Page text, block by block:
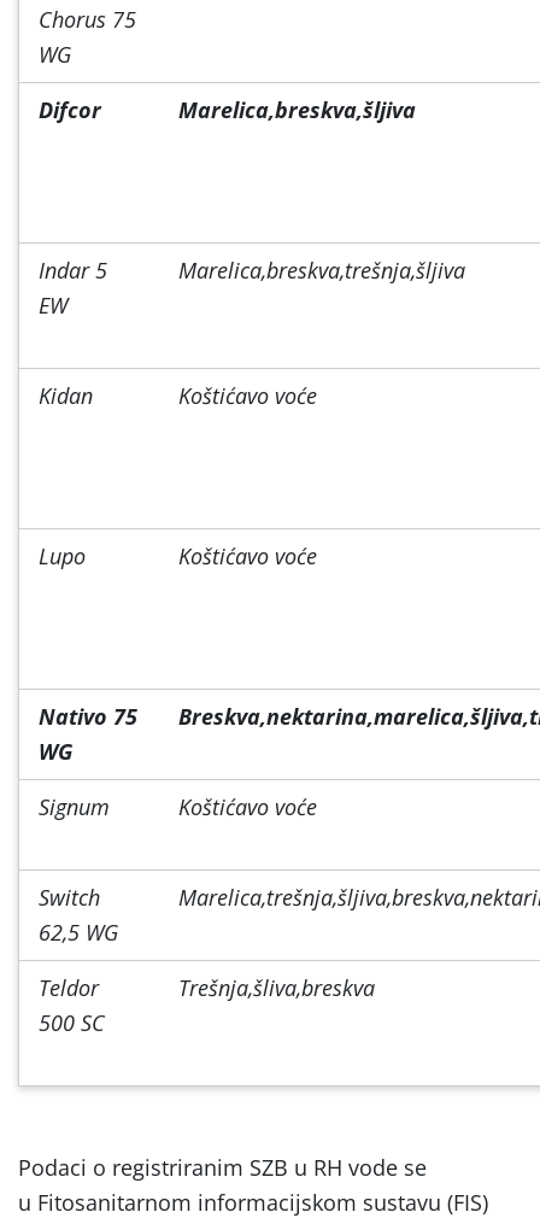
Chorus 75
WG
Difcor Marelica,breskva,šljiva
Indar 5
EW
Marelica,breskva,trešnja,šljiva
Kidan Koštićavo voće
Lupo Koštićavo voće
Nativo 75
WG
Signum Koštićavo voće
Switch
62,5 WG
Teldor
500 SC
Trešnja,šliva,breskva
Podaci o registriranim SZB u RH vode se
u Fitosanitarnom informacijskom sustavu (FIS)